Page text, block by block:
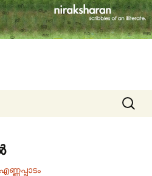
(നിരക്ഷരൻ)
social issues,
& lot more…
Search
for:
എണ്ണപ്പാടം